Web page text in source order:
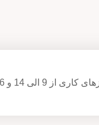
کاری از 9 الی 14 و 16 الی 22